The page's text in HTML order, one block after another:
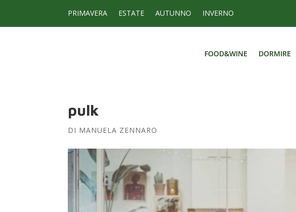
PRIMAVERA ESTATE AUTUNNO INVERNO
FOOD&WINE DORMIRE
pulk
DI MANUELA ZENNARO